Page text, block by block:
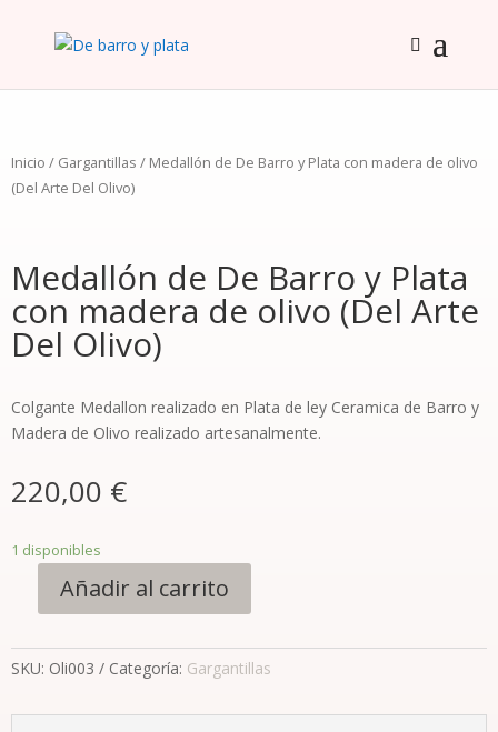
Inicio / Gargantillas / Medallón de De Barro y Plata con madera de olivo
(Del Arte Del Olivo)
Medallón de De Barro y Plata
con madera de olivo (Del Arte
Del Olivo)
Colgante Medallon realizado en Plata de ley Ceramica de Barro y
Madera de Olivo realizado artesanalmente.
220,00 €
1 disponibles
Añadir al carrito
SKU: Oli003 Categoría: Gargantillas